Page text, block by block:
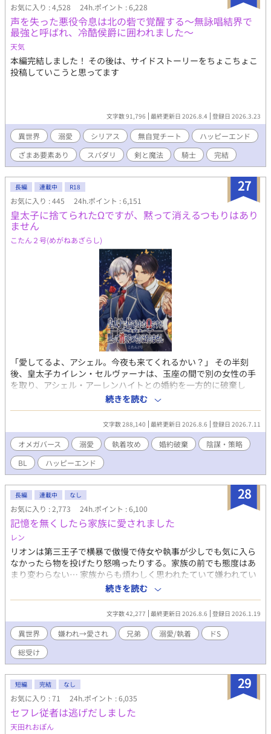
ブストーリー。
お気に入り : 4,528 24h.ポイント : 6,228
声を失った悪役令息は北の砦で覚醒する〜無詠唱結界で
最強と呼ばれ、冷酷侯爵に囲われました〜
天気
本編完結しました！ その後は、サイドストーリーをちょこちょこ
投稿していこうと思ってます
文字数 91,796 最終更新日 2026.8.4 登録日 2026.3.23
異世界 溺愛 シリアス 無自覚チート
ハッピーエンド
ざまあ要素あり
スパダリ 剣と魔法 騎士 完結
27
長編 連載中 R18
お気に入り : 445 24h.ポイント : 6,151
皇太子に捨てられたΩですが、黙って消えるつもりはあり
ません
こたん２号(めがねあざらし)
「愛してるよ、アシェル。今夜も来てくれるかい？」 その半刻
後、皇太子カイレン・セルヴァーナは、玉座の間で別の女性の手
を取り、アシェル・アーレンハイトとの婚約を一方的に破棄し
た。 その変わりようは、あまりにも不自然だった。 その違和感を
追った先で、アシェルは誰も予想しなかった事件へと足を踏み入
れていく──。 ※年齢区分が間違っていたのでR18に変更しまし
た。
続きを読む
文字数 288,140 最終更新日 2026.8.6 登録日 2026.7.11
オメガバース 溺愛 執着攻め 婚約破棄
陰謀・策略
BL
ハッピーエンド
28
長編 連載中 なし
お気に入り : 2,773 24h.ポイント : 6,100
記憶を無くしたら家族に愛されました
レン
リオンは第三王子で横暴で傲慢で侍女や執事が少しでも気に入ら
なかったら物を投げたり怒鳴ったりする。家族の前でも態度はあ
まり変わらない… 家族からも煩わしく思われたていて嫌われてい
た… そんなある日階段から落ちて意識をなくした…数日後目を覚
ましたらリオンの様子がいつもと違くて…
続きを読む
文字数 42,277 最終更新日 2026.8.6 登録日 2026.1.19
異世界 嫌われ→愛され 兄弟 溺愛/執着
ドS
総受け
29
短編 完結 なし
お気に入り : 71 24h.ポイント : 6,035
セフレ従者は逃げだしました
天田れおぽん